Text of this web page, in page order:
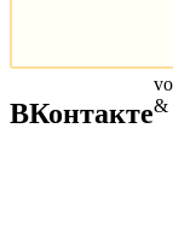
ВКонтакте&